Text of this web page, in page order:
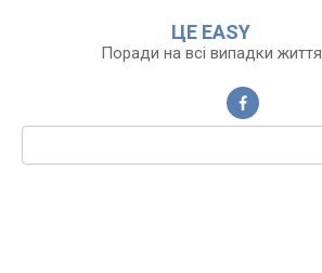
ЦЕ EASY
Поради на всі випадки життя
Пошук: